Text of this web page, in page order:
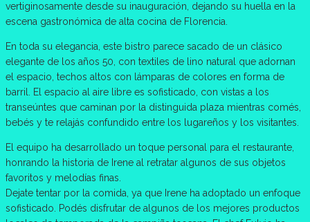
vertiginosamente desde su inauguración, dejando su huella en la
escena gastronómica de alta cocina de Florencia.
En toda su elegancia, este bistro parece sacado de un clásico
elegante de los años 50, con textiles de lino natural que adornan
el espacio, techos altos con lámparas de colores en forma de
barril. El espacio al aire libre es sofisticado, con vistas a los
transeúntes que caminan por la distinguida plaza mientras comés,
bebés y te relajás confundido entre los lugareños y los visitantes.
El equipo ha desarrollado un toque personal para el restaurante,
honrando la historia de Irene al retratar algunos de sus objetos
favoritos y melodías finas.
Dejate tentar por la comida, ya que Irene ha adoptado un enfoque
sofisticado. Podés disfrutar de algunos de los mejores productos